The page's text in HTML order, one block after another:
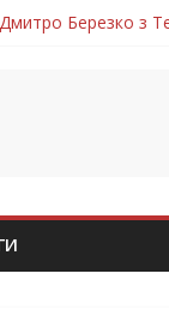
Березко з
повертається
воїн
додому